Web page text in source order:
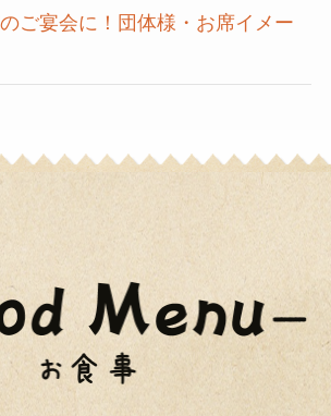
ご宴会に！団体様・お席イメー